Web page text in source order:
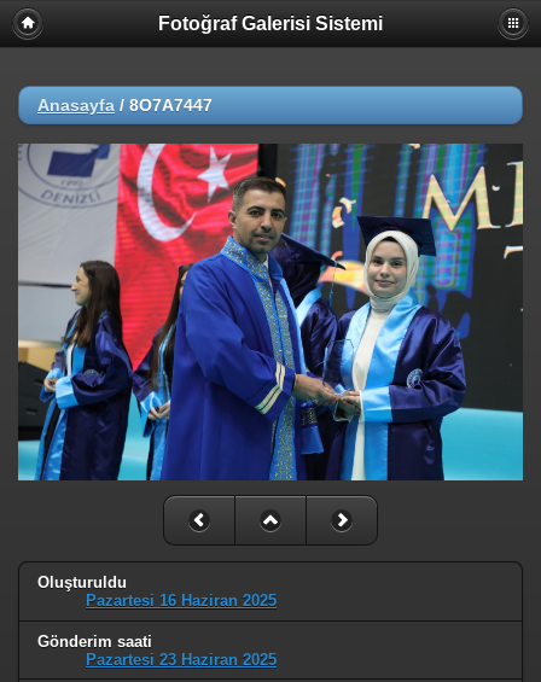
Fotoğraf Galerisi Sistemi
Anasayfa / 8O7A7447
Oluşturuldu
Pazartesi 16 Haziran 2025
Gönderim saati
Pazartesi 23 Haziran 2025